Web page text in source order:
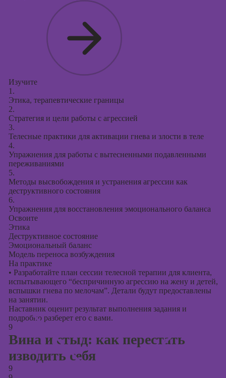
Изучите
1.
Этика, терапевтические границы
2.
Стратегия и цели работы с агрессией
3.
Телесные практики для активации гнева и злости в теле
4.
Упражнения для работы с вытесненными подавленными
переживаниями
5.
Методы высвобождения и устранения агрессии как
деструктивного состояния
6.
Упражнения для восстановления эмоционального баланса
Освоите
Этика
Деструктивное состояние
Эмоциональный баланс
Модель переноса возбуждения
На практике
• Разработайте план сессии телесной терапии для клиента,
испытывающего “беспричинную агрессию на жену и детей,
вспышки гнева по мелочам”. Детали будут предоставлены
на занятии.
Наставник оценит результат выполнения задания и
подробно разберет его с вами.
9
Вина и стыд: как перестать
изводить себя
9